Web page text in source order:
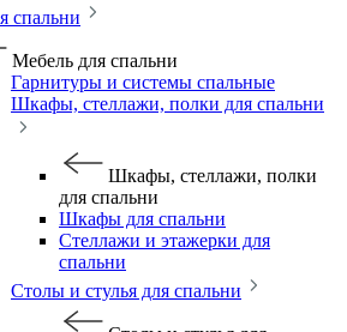
спальни
Мебель для спальни
Гарнитуры и системы спальные
Шкафы, стеллажи, полки для спальни
Шкафы, стеллажи, полки
для спальни
Шкафы для спальни
Стеллажи и этажерки для
спальни
Столы и стулья для спальни